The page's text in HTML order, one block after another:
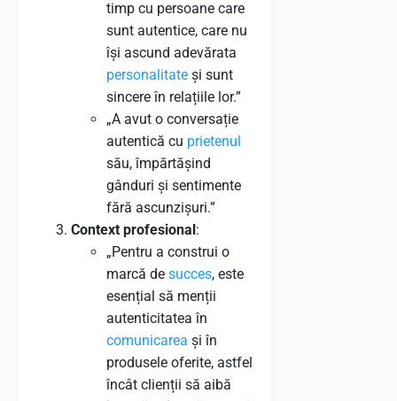
timp cu persoane care
sunt autentice, care nu
își ascund adevărata
personalitate și sunt
sincere în relațiile lor.”
„A avut o conversație
autentică cu prietenul
său, împărtășind
gânduri și sentimente
fără ascunzișuri.”
Context profesional:
„Pentru a construi o
marcă de succes, este
esențial să menții
autenticitatea în
comunicarea și în
produsele oferite, astfel
încât clienții să aibă